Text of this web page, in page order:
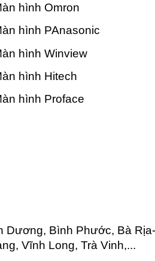
hình Omron
hình PAnasonic
hình Winview
hình Hitech
hình Proface
Dương, Bình Phước, Bà
Vĩnh Long, Trà Vinh,...